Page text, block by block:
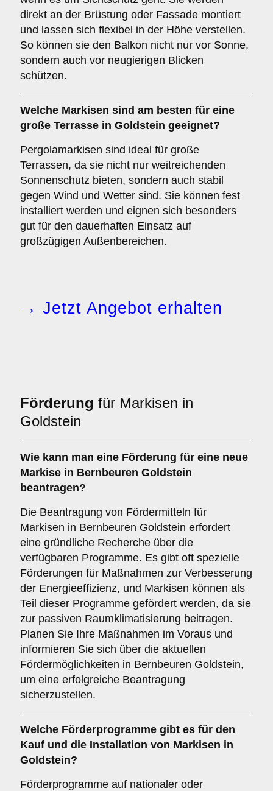
direkt an der Brüstung oder Fassade montiert
und lassen sich flexibel in der Höhe verstellen.
So können sie den Balkon nicht nur vor Sonne,
sondern auch vor neugierigen Blicken
schützen.
Welche Markisen sind am besten für eine
große Terrasse in Goldstein geeignet?
Pergolamarkisen sind ideal für große
Terrassen, da sie nicht nur weitreichenden
Sonnenschutz bieten, sondern auch stabil
gegen Wind und Wetter sind. Sie können fest
installiert werden und eignen sich besonders
gut für den dauerhaften Einsatz auf
großzügigen Außenbereichen.
→ Jetzt Angebot erhalten
Förderung für Markisen in
Goldstein
Wie kann man eine Förderung für eine neue
Markise in Bernbeuren Goldstein
beantragen?
Die Beantragung von Fördermitteln für
Markisen in Bernbeuren Goldstein erfordert
eine gründliche Recherche über die
verfügbaren Programme. Es gibt oft spezielle
Förderungen für Maßnahmen zur Verbesserung
der Energieeffizienz, und Markisen können als
Teil dieser Programme gefördert werden, da sie
zur passiven Raumklimatisierung beitragen.
Planen Sie Ihre Maßnahmen im Voraus und
informieren Sie sich über die aktuellen
Fördermöglichkeiten in Bernbeuren Goldstein,
um eine erfolgreiche Beantragung
sicherzustellen.
Welche Förderprogramme gibt es für den
Kauf und die Installation von Markisen in
Goldstein?
Förderprogramme auf nationaler oder